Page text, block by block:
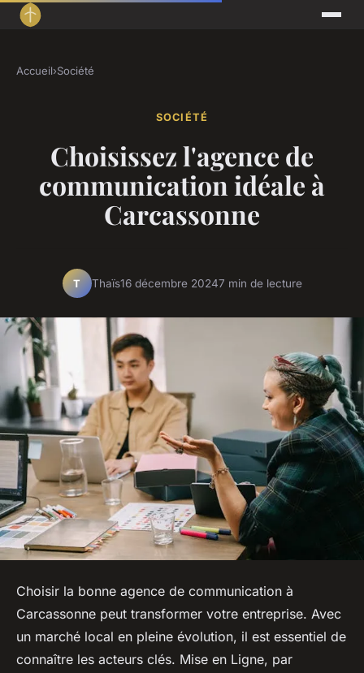
Accueil›Société
SOCIÉTÉ
Choisissez l'agence de
communication idéale à
Carcassonne
T Thaïs16 décembre 20247 min de lecture
Choisir la bonne agence de communication à
Carcassonne peut transformer votre entreprise. Avec
un marché local en pleine évolution, il est essentiel de
connaître les acteurs clés. Mise en Ligne, par